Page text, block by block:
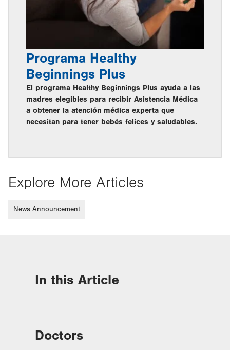
Programa Healthy
Beginnings Plus
El programa Healthy Beginnings Plus ayuda a las
madres elegibles para recibir Asistencia Médica
a obtener la atención médica experta que
necesitan para tener bebés felices y saludables.
Explore More Articles
News Announcement
In this Article
Doctors